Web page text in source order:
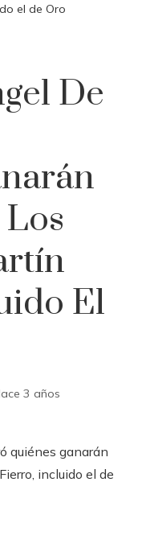
el de Oro
De
El
3 años